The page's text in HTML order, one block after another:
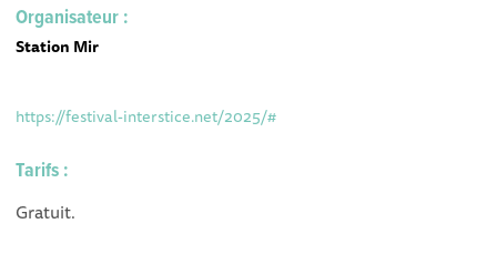
Organisateur :
Station Mir
https://festival-interstice.net/2025/#
Tarifs :
Gratuit.